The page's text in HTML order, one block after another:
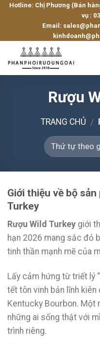
SkipHotline: Chị Phương (Bán
vụ :
Email:
Rượu
TRANG CHỦ /
Giới thiệu về bộ
Turkey
Rượu Wild Turkey giới
hạn 2026 mang sắc đỏ
tinh thần mạnh mẽ của
Lấy cảm hứng từ triết lý
tết tôn vinh bản lĩnh
Kentucky Bourbon. Một
những ai sống thật với
trình riêng.